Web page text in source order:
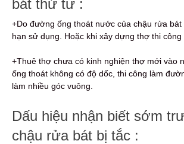
bát thứ tư :
+Do đường ống thoát nước của chậu rửa bát
hạn sử dụng. Hoặc khi xây dựng thợ thi công
+Thuê thợ chưa có kinh nghiện thợ mới vào
ống thoát không có độ dốc, thi công làm
làm nhiều góc vuông.
Dấu hiệu nhận biết sớm
chậu rửa bát bị tắc :